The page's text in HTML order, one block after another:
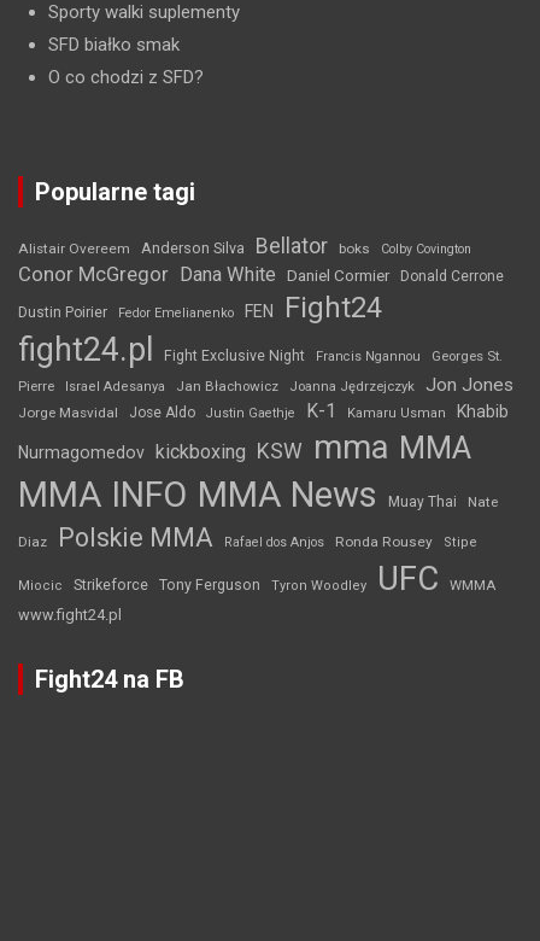
Sporty walki suplementy
SFD białko smak
O co chodzi z SFD?
Popularne tagi
Alistair Overeem Anderson Silva Bellator boks Colby Covington
Conor McGregor Dana White Daniel Cormier Donald Cerrone
Dustin Poirier Fedor Emelianenko FEN Fight24
fight24.pl Fight Exclusive Night Francis Ngannou
Georges St.
Pierre
Israel Adesanya Jan Błachowicz Joanna Jędrzejczyk Jon Jones
Jorge Masvidal Jose Aldo Justin Gaethje K-1 Kamaru Usman Khabib
Nurmagomedov kickboxing KSW mma MMA
MMA INFO MMA News Muay Thai Nate
Diaz Polskie MMA Rafael dos Anjos Ronda Rousey Stipe
Miocic Strikeforce Tony Ferguson Tyron Woodley UFC WMMA
www.fight24.pl
Fight24 na FB